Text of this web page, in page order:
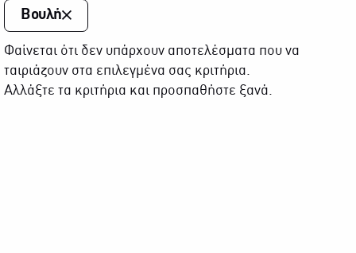
Βουλή
Φαίνεται ότι δεν υπάρχουν αποτελέσματα που να
ταιριάζουν στα επιλεγμένα σας κριτήρια.
Αλλάξτε τα κριτήρια και προσπαθήστε ξανά.